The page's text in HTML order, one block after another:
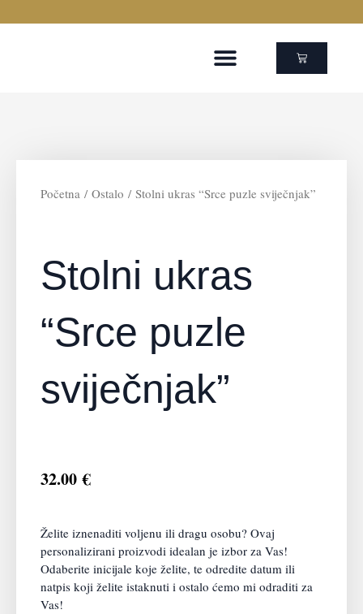
to
Cart
Početna / Ostalo / Stolni ukras “Srce puzle sviječnjak”
Stolni ukras
“Srce puzle
sviječnjak”
32.00€
Želite iznenaditi voljenu ili dragu osobu? Ovaj
personalizirani proizvodi idealan je izbor za Vas!
Odaberite inicijale koje želite, te odredite datum ili
natpis koji želite istaknuti i ostalo ćemo mi odraditi za
Vas!